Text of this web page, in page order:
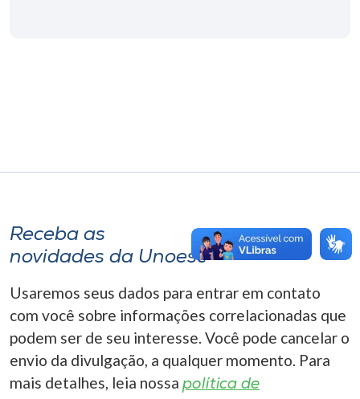
Receba as
novidades da Unoesc
Usaremos seus dados para entrar em contato
com você sobre informações correlacionadas que
podem ser de seu interesse. Você pode cancelar o
envio da divulgação, a qualquer momento. Para
mais detalhes, leia nossa política de